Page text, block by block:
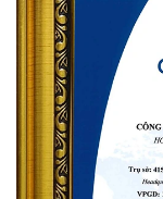
Nhiệt độ màu
Góc chiếu
Điện áp
Tuổi thọ